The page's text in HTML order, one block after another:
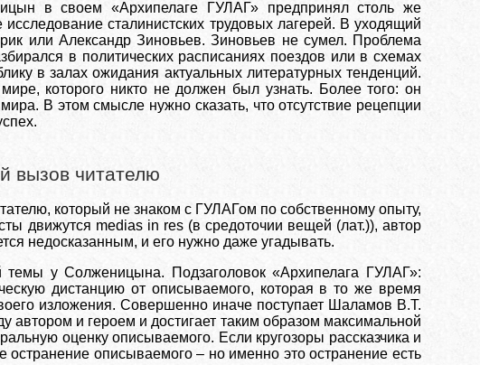
в своем «Архипелаге ГУЛАГ» предпринял столь же
сталинистских трудовых лагерей. В уходящий
или Александр Зиновьев. Зиновьев не сумел. Проблема
в политических расписаниях поездов или в схемах
в залах ожидания актуальных литературных тенденций.
которого никто не должен был узнать. Более того: он
В этом смысле нужно сказать, что отсутствие рецепции
вызов читателю
который не знаком с ГУЛАГом по собственному опыту,
движутся medias in res (в средоточии вещей (лат.)), автор
недосказанным, и его нужно даже угадывать.
у Солженицына. Подзаголовок «Архипелага ГУЛАГ»:
дистанцию от описываемого, которая в то же время
изложения. Совершенно иначе поступает Шаламов В.Т.
и героем и достигает таким образом максимальной
оценку описываемого. Если кругозоры рассказчика и
остранение описываемого – но именно это остранение есть